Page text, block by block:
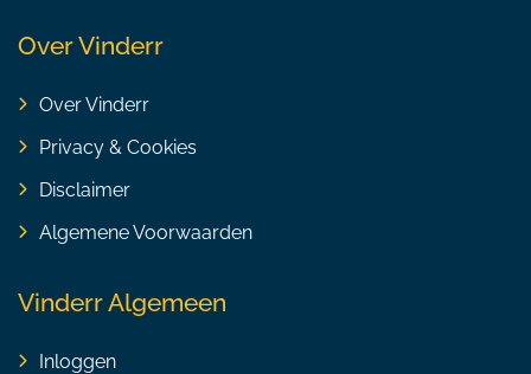
Over Vinderr
Over Vinderr
Privacy & Cookies
Disclaimer
Algemene Voorwaarden
Vinderr Algemeen
Inloggen